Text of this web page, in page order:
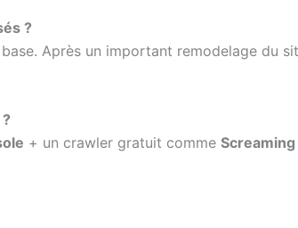
?
Après un important remodelage du
+ un crawler gratuit comme Screaming